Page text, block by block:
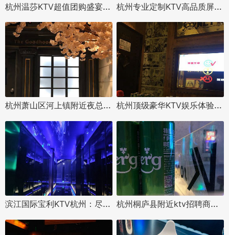
杭州温莎KTV超值团购盛宴，尽享豪华娱乐体验 杭州专业定制KTV高品质屏风厂家
杭州萧山区河上镇附近夜总会招聘包厢管家,全职上班收入多少 杭州顶级豪华KTV娱乐体验推荐
滨江国际宝利KTV杭州：尽享豪华娱乐新体验 杭州桐庐县附近ktv招聘商务接待,可以兼职吗？